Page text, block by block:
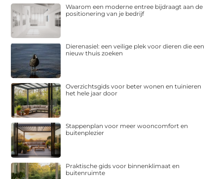
Waarom een moderne entree bijdraagt aan de
positionering van je bedrijf
Dierenasiel: een veilige plek voor dieren die een
nieuw thuis zoeken
Overzichtsgids voor beter wonen en tuinieren
het hele jaar door
Stappenplan voor meer wooncomfort en
buitenplezier
Praktische gids voor binnenklimaat en
buitenruimte